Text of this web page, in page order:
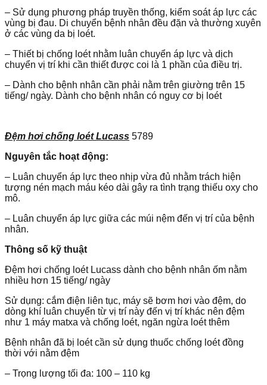
– Sử dụng phương pháp truyền thống, kiểm soát áp lực các
vùng bị đau. Di chuyển bệnh nhân đều đặn và thường xuyên
ở các vùng da bị loét.
– Thiết bị chống loét nhằm luân chuyển áp lực và dịch
chuyển vị trí khi cần thiết được coi là 1 phần của điều trị.
– Dành cho bệnh nhân cần phải nằm trên giường trên 15
tiếng/ ngày. Dành cho bệnh nhân có nguy cơ bị loét
Đệm hơi chống loét Lucass 5789
Nguyên tắc hoạt động:
– Luân chuyển áp lực theo nhịp vừa đủ nhằm trách hiện
tượng nén mạch máu kéo dài gây ra tình trạng thiếu oxy cho
mô.
– Luân chuyển áp lực giữa các múi nệm đến vị trí của bệnh
nhân.
Thông số kỹ thuật
Đệm hơi chống loét Lucass dành cho bệnh nhân ốm nằm
nhiều hơn 15 tiếng/ ngày
Sử dụng: cắm điện liên tục, máy sẽ bơm hơi vào đệm, do
dòng khí luân chuyển từ vị trí này đến vị trí khác nên đệm
như 1 máy matxa và chống loét, ngăn ngừa loét thêm
Bệnh nhân đã bị loét cần sử dụng thuốc chống loét đồng
thời với nằm đệm
– Trọng lượng tối đa: 100 – 110 kg